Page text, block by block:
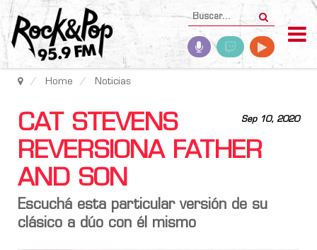
Home Noticias
Sep 10, 2020
CAT STEVENS
REVERSIONA FATHER
AND SON
Escuchá esta particular versión de su
clásico a dúo con él mismo